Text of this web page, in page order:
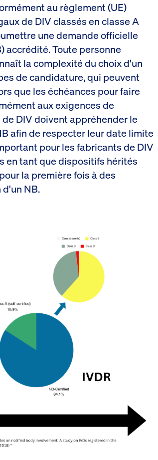
au règlement (UE)
de DIV classés en classe A
une demande officielle
accrédité. Toute personne
la complexité du choix d'un
de candidature, qui peuvent
que les échéances pour faire
aux exigences de
DIV doivent appréhender le
afin de respecter leur date limite
pour les fabricants de DIV
en tant que dispositifs hérités
la première fois à des
NB.